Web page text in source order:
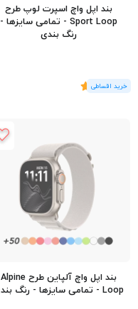
بند اپل واچ اسپرت لوپ طرح
Sport Loop - تمامی سایزها -
رنگ بندی
(1رای)
5
بند اپل واچ آلپاین طرح Alpine
Loop - تمامی سایزها - رنگ بندی